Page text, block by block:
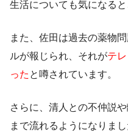
生活についても気になると
また、佐田は過去の薬物
ルが報じられ、それがテ
った と噂されています。
さらに、清人との不仲説
まで流れるようになりまし